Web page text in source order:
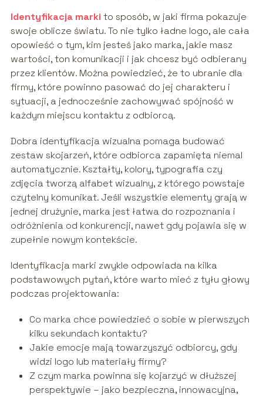
Identyfikacja marki to sposób, w jaki firma pokazuje
swoje oblicze światu. To nie tylko ładne logo, ale cała
opowieść o tym, kim jesteś jako marka, jakie masz
wartości, ton komunikacji i jak chcesz być odbierany
przez klientów. Można powiedzieć, że to ubranie dla
firmy, które powinno pasować do jej charakteru i
sytuacji, a jednocześnie zachowywać spójność w
każdym miejscu kontaktu z odbiorcą.
Dobra identyfikacja wizualna pomaga budować
zestaw skojarzeń, które odbiorca zapamięta niemal
automatycznie. Kształty, kolory, typografia czy
zdjęcia tworzą alfabet wizualny, z którego powstaje
czytelny komunikat. Jeśli wszystkie elementy grają w
jednej drużynie, marka jest łatwa do rozpoznania i
odróżnienia od konkurencji, nawet gdy pojawia się w
zupełnie nowym kontekście.
Identyfikacja marki zwykle odpowiada na kilka
podstawowych pytań, które warto mieć z tyłu głowy
podczas projektowania:
Co marka chce powiedzieć o sobie w pierwszych
kilku sekundach kontaktu?
Jakie emocje mają towarzyszyć odbiorcy, gdy
widzi logo lub materiały firmy?
Z czym marka powinna się kojarzyć w dłuższej
perspektywie – jako bezpieczna, innowacyjna,